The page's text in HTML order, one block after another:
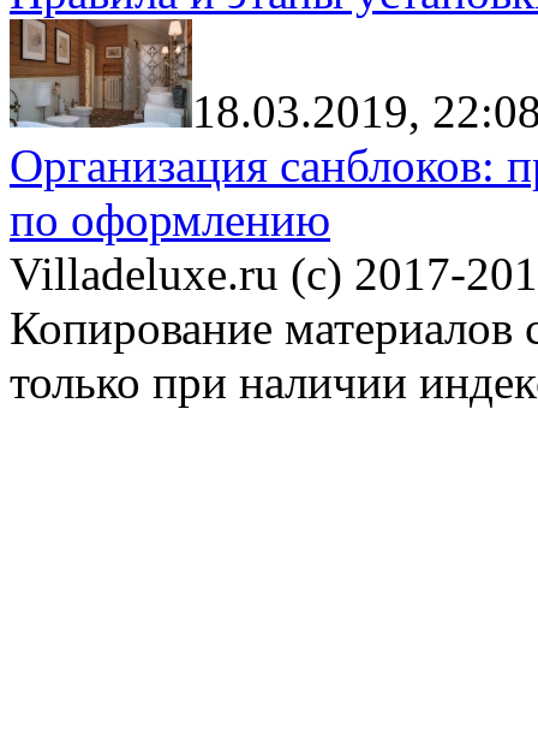
18.03.2019,
Организация санблоков:
по оформлению
Villadeluxe.ru (c) 2017-
Копирование материалов
только при наличии